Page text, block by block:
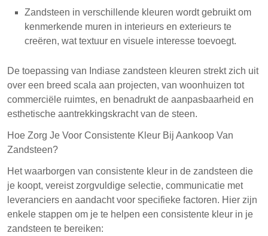
Zandsteen in verschillende kleuren wordt gebruikt om
kenmerkende muren in interieurs en exterieurs te
creëren, wat textuur en visuele interesse toevoegt.
De toepassing van Indiase zandsteen kleuren strekt zich uit
over een breed scala aan projecten, van woonhuizen tot
commerciële ruimtes, en benadrukt de aanpasbaarheid en
esthetische aantrekkingskracht van de steen.
Hoe Zorg Je Voor Consistente Kleur Bij Aankoop Van
Zandsteen?
Het waarborgen van consistente kleur in de zandsteen die
je koopt, vereist zorgvuldige selectie, communicatie met
leveranciers en aandacht voor specifieke factoren. Hier zijn
enkele stappen om je te helpen een consistente kleur in je
zandsteen te bereiken: